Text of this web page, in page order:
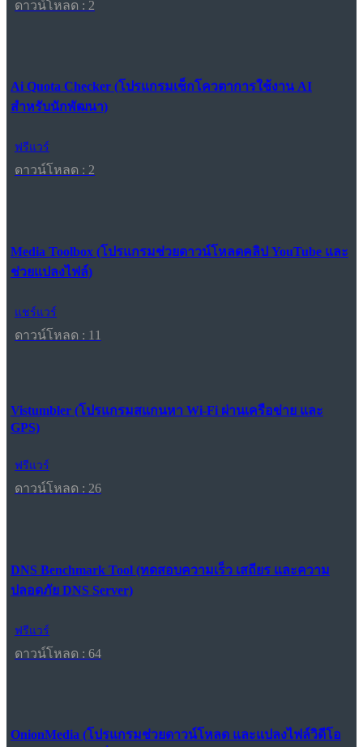
ดาวน์โหลด : 2
Ai Quota Checker (โปรแกรมเช็กโควตาการใช้งาน AI
สำหรับนักพัฒนา)
ฟรีแวร์
ดาวน์โหลด : 2
Media Toolbox (โปรแกรมช่วยดาวน์โหลดคลิป YouTube และ
ช่วยแปลงไฟล์)
แชร์แวร์
ดาวน์โหลด : 11
Vistumbler (โปรแกรมสแกนหา Wi-Fi ผ่านเครือข่าย และ
GPS)
ฟรีแวร์
ดาวน์โหลด : 26
DNS Benchmark Tool (ทดสอบความเร็ว เสถียร และความ
ปลอดภัย DNS Server)
ฟรีแวร์
ดาวน์โหลด : 64
OnionMedia (โปรแกรมช่วยดาวน์โหลด และแปลงไฟล์วิดีโอ